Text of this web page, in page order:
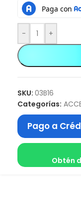
- +
SKU: 03B16
Categorías:
Pago a
Obtén